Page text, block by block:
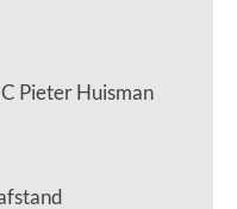
Pieter Huisman